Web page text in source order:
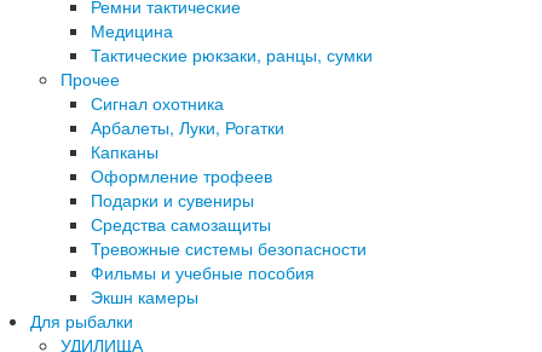
Ремни тактические
Медицина
Тактические рюкзаки, ранцы, сумки
Прочее
Сигнал охотника
Арбалеты, Луки, Рогатки
Капканы
Оформление трофеев
Подарки и сувениры
Средства самозащиты
Тревожные системы безопасности
Фильмы и учебные пособия
Экшн камеры
Для рыбалки
УДИЛИЩА